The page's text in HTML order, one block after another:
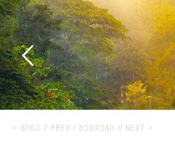
< ᲬᲘᲜᲐ // PREV ᲨᲔᲛᲓᲔᲒᲘ // NEXT >